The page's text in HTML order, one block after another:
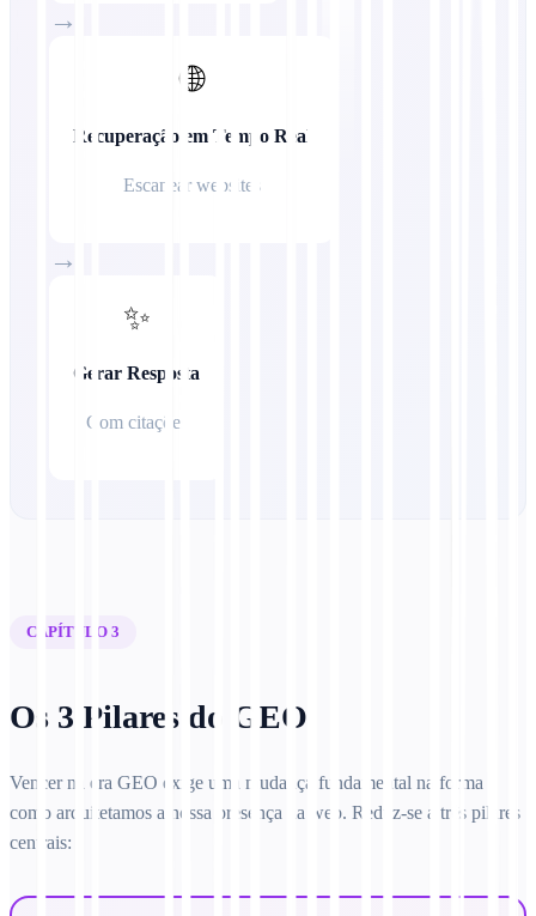
→
🌐
Recuperação em Tempo Real
Escanear websites
→
✨
Gerar Resposta
Com citações
CAPÍTULO 3
Os 3 Pilares do GEO
Vencer na era GEO exige uma mudança fundamental na forma
como arquitetamos a nossa presença na web. Reduz-se a três pilares
centrais: